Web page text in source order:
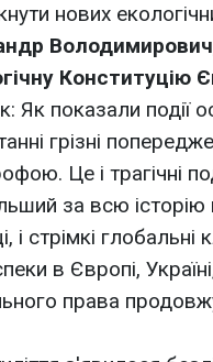
нових
Конституцію
Як показали події
грізні
Це і трагічні
за всю історію
і стрімкі глобальні
в Європі,
права